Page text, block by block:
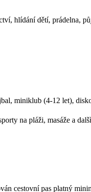
hlídání dětí, prádelna,
miniklub (4-12 let),
na pláži, masáže a
cestovní pas platný